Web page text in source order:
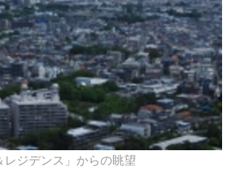
レジデンス」からの眺望